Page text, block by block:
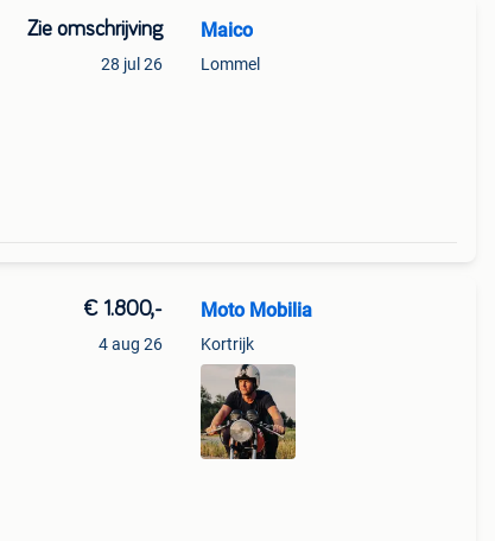
Zie omschrijving
28 jul 26
Maico
Lommel
€ 1.800,-
4 aug 26
Moto Mobilia
Kortrijk